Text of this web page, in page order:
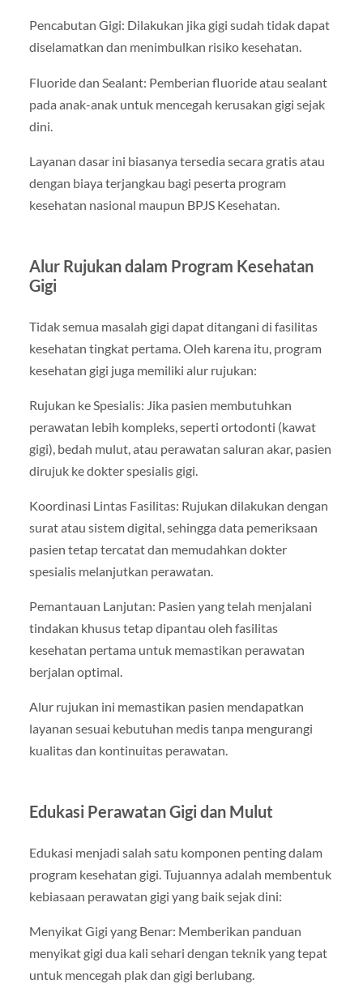
Pencabutan Gigi: Dilakukan jika gigi sudah tidak dapat
diselamatkan dan menimbulkan risiko kesehatan.
Fluoride dan Sealant: Pemberian fluoride atau sealant
pada anak-anak untuk mencegah kerusakan gigi sejak
dini.
Layanan dasar ini biasanya tersedia secara gratis atau
dengan biaya terjangkau bagi peserta program
kesehatan nasional maupun BPJS Kesehatan.
Alur Rujukan dalam Program Kesehatan
Gigi
Tidak semua masalah gigi dapat ditangani di fasilitas
kesehatan tingkat pertama. Oleh karena itu, program
kesehatan gigi juga memiliki alur rujukan:
Rujukan ke Spesialis: Jika pasien membutuhkan
perawatan lebih kompleks, seperti ortodonti (kawat
gigi), bedah mulut, atau perawatan saluran akar, pasien
dirujuk ke dokter spesialis gigi.
Koordinasi Lintas Fasilitas: Rujukan dilakukan dengan
surat atau sistem digital, sehingga data pemeriksaan
pasien tetap tercatat dan memudahkan dokter
spesialis melanjutkan perawatan.
Pemantauan Lanjutan: Pasien yang telah menjalani
tindakan khusus tetap dipantau oleh fasilitas
kesehatan pertama untuk memastikan perawatan
berjalan optimal.
Alur rujukan ini memastikan pasien mendapatkan
layanan sesuai kebutuhan medis tanpa mengurangi
kualitas dan kontinuitas perawatan.
Edukasi Perawatan Gigi dan Mulut
Edukasi menjadi salah satu komponen penting dalam
program kesehatan gigi. Tujuannya adalah membentuk
kebiasaan perawatan gigi yang baik sejak dini:
Menyikat Gigi yang Benar: Memberikan panduan
menyikat gigi dua kali sehari dengan teknik yang tepat
untuk mencegah plak dan gigi berlubang.